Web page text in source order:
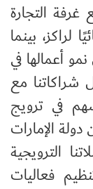
التجارة
لراكز، بينما
أعمالها في
شراكاتنا مع
في ترويج
دولة الإمارات
الترويجية
فعاليات